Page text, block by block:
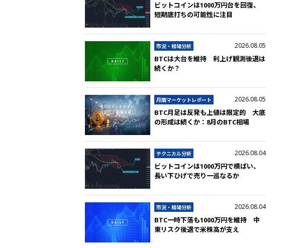
ビットコインは1000万円台を回復、
短期底打ちの可能性に注目
市況・相場分析 2026.08.05
BTCは大台を維持 利上げ観測後退は
続くか？
月間マーケットレポート 2026.08.05
BTC月足は反発も上値は限定的 大底
の形成は続くか：8月のBTC相場
テクニカル分析 2026.08.04
ビットコインは1000万円で横ばい、
長い下ひげで売り一巡なるか
市況・相場分析 2026.08.04
BTC一時下落も1000万円を維持 中
東リスク後退で米株高が支え